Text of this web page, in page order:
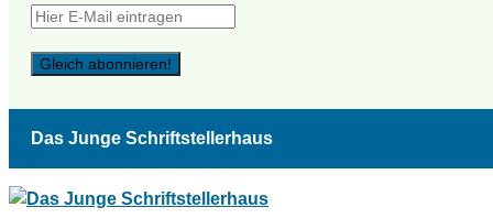
Das Junge Schriftstellerhaus